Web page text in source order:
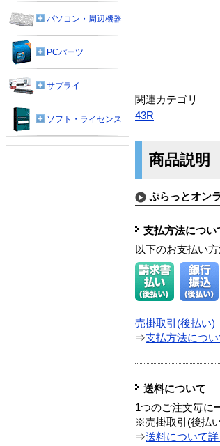
関連カテゴリ
43R
商品説明
ぷらっとオン
支払方法につい
以下のお支払い
売掛取引(後払い)
⇒支払方法につ
送料について
1つのご注文毎に
※売掛取引(後払
⇒送料について
パソコン・周辺機器
PCパーツ
サプライ
ソフト・ライセンス